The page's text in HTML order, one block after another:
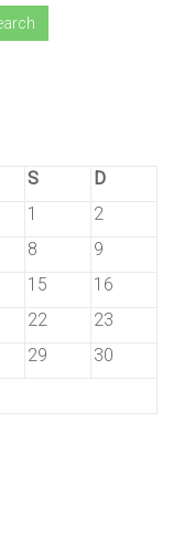
S
D
1
2
8
9
15
16
22
23
29
30